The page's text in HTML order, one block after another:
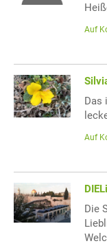
Auf
Das
Auf
Die